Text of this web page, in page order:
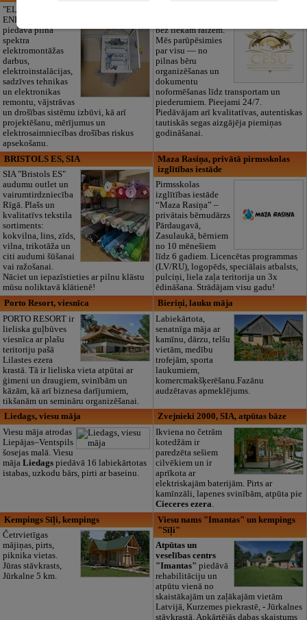
"ELECTRIC
ENERGY Kandava"
piedāvā pilna
spektra
elektromontāžas
darbus,
elektroinstalācijas,
sadzīves tehnikas
un elektronikas
remontu, vājstrāvas
un drošības sistēmu izbūvi, kā arī
projektēšanu, mērījumus un
elektrosaimniecības drošības riskus
apsekošanu.
bez liekām raizēm.
Mēs parūpēsimies
par visu — no
pilnas bēru
organizēšanas un
dokumentu
noformēšanas līdz transportam un
piederumiem. Pieejami 24/7.
Piedāvājam arī kvalitatīvas, autentiskas
tautiskās segas aizgājēja piemiņas
godināšanai.
BRISTOLS ES, SIA
SIA "Bristols ES"
audumu outlet un
vairumtirdzniecība
Rīgā. Plašs un
kvalitatīvs tekstila
sortiments:
kokvilna, lins, zīds,
vilna, trikotāža un
citi audumi šūšanai
vai ražošanai.
Nāciet un iepazīstieties ar pilnu klāstu
mūsu noliktavā klātienē!
Maza Rasiņa, privātā pirmsskolas
izglītības iestāde
Pirmsskolas
izglītības iestāde
“Maza Rasiņa” –
privātais bērnudārzs
Pārdaugavā,
Zasulaukā, bērniem
no 10 mēnešiem
līdz 6 gadiem. Licencētas programmas
(LV/RU), logopēds, speciālais atbalsts,
pulciņi, liela zaļa teritorija un 3x
ēdināšana. Strādājam visu gadu!
Porto Resort, viesnīca
PORTO RESORT ir
lieliska guļbūves
viesnīca ar plašu
teritoriju pašā
Lilastes ezera
krastā. Tā ir lieliska vieta atpūtai ar
ģimeni un draugiem, svinībām un
kāzām, kā arī biznesa darījumiem,
tikšanām un semināru organizēšanai.
Bieriņi, lauku māja
Labiekārtota,
senatnīga māja ar
kamīnu, dārzu, telšu
vietām, medību
trofejām, sporta
laukumiem,
komercmakšķerēšanu.Fazānu
audzētavas apmeklējums.
Liedags, viesu māja
Viesu māja atrodas
Liepājas–Ventspils
šosejas malā. Viesu
māja Liedagspiedāvā 16 labiekārtotas
istabas, uzkodu bārs, pirti ar baseinu.
Zvejnieki 2000, SIA, atpūtas bāze
Ikviena no četrām
kotedžām ir
paredzēta sešiem
cilvēkiem un ir
aprīkota ar
elektriskajām baterijām. Pirts ar
kamīnzāli, lapenes svinībām, atpūta pie
Cieceres ezera.
Kempings Sīļi, kempings
Četrvietīgas
mājiņas, pirts,
piknika vietas.
Jūras stāvkrasts,
Jūrkalne 5 km.
Viesu nams "Imantas" un kempings
"Sīļi"
Atpūtas un
veselības centrs
"Imantas" piedāvā
rehabilitāciju un
atpūtu vienā no
skaistākajām un zaļākajām vietām
Latvijā, Kurzemes piekrastē, - Jūrkalnes
stāvkrastā. Apkārtējās dabas skaistums